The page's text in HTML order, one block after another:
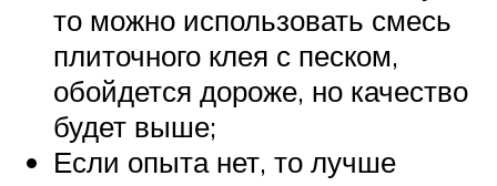
то можно использовать смесь
плиточного клея с песком,
обойдется дороже, но качество
будет выше;
Если опыта нет, то лучше